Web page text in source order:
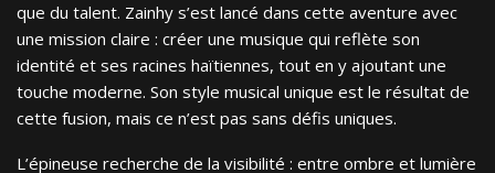
que du talent. Zainhy s’est lancé dans cette aventure avec
une mission claire : créer une musique qui reflète son
identité et ses racines haïtiennes, tout en y ajoutant une
touche moderne. Son style musical unique est le résultat de
cette fusion, mais ce n’est pas sans défis uniques.
L’épineuse recherche de la visibilité : entre ombre et lumière